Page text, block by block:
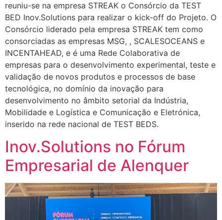
reuniu-se na empresa STREAK o Consórcio da TEST
BED Inov.Solutions para realizar o kick-off do Projeto. O
Consórcio liderado pela empresa STREAK tem como
consorciadas as empresas MSG, , SCALESOCEANS e
INCENTAHEAD, e é uma Rede Colaborativa de
empresas para o desenvolvimento experimental, teste e
validação de novos produtos e processos de base
tecnológica, no domínio da inovação para
desenvolvimento no âmbito setorial da Indústria,
Mobilidade e Logística e Comunicação e Eletrónica,
inserido na rede nacional de TEST BEDS.
Inov.Solutions no Fórum
Empresarial de Alenquer